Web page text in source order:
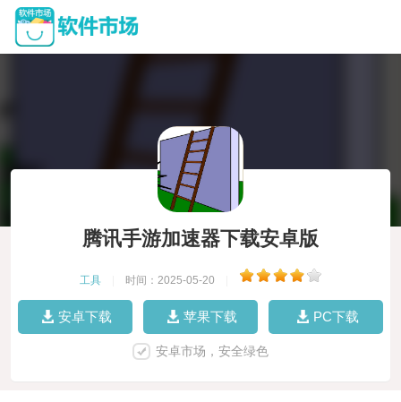
腾讯手游加速器下载安卓版
工具 时间：2025-05-20
安卓下载 苹果下载 PC下载
安卓市场，安全绿色